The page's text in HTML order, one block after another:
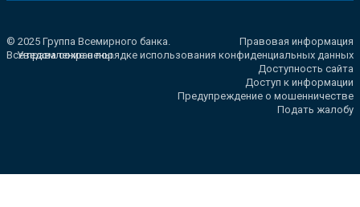
© 2025 Группа Всемирного банка.
Все права сохранены.
Правовая информация
Уведомление о порядке использования конфиденциальных данных
Доступность сайта
Доступ к информации
Предупреждение о мошенничестве
Подать жалобу